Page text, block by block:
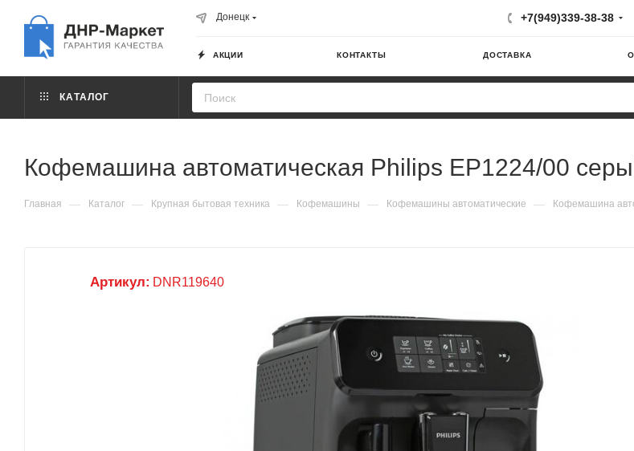
Донецк +7(949)339-38-38
АКЦИИ КОНТАКТЫ ДОСТАВКА
КАТАЛОГ
Кофемашина автоматическая Philips EP1224/00
Главная — Каталог — Крупная бытовая техника — Кофемашины — Кофемашины автоматические — Кофемашина
Артикул: DNR119640